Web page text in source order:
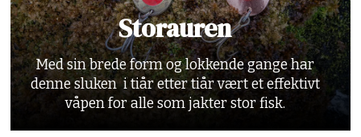
Storauren
Med sin brede form og lokkende gange har
denne sluken i tiår etter tiår vært et effektivt
våpen for alle som jakter stor fisk.